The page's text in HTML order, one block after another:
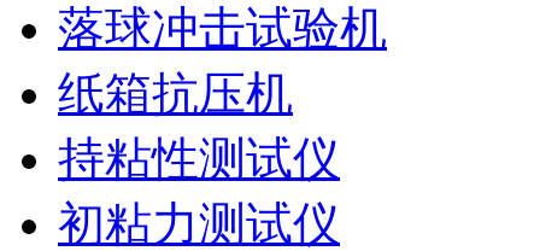
落球冲击试验机
纸箱抗压机
持粘性测试仪
初粘力测试仪